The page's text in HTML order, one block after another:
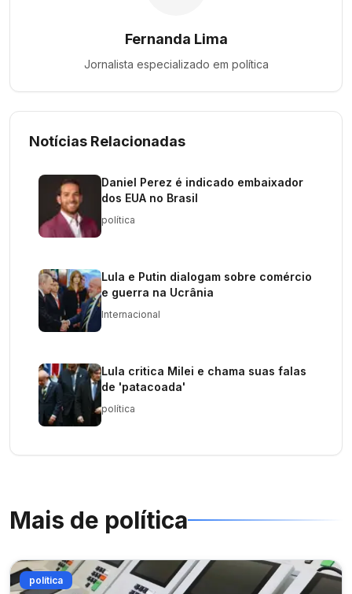
Fernanda Lima
Jornalista especializado em política
Notícias Relacionadas
Daniel Perez é indicado embaixador
dos EUA no Brasil
política
Lula e Putin dialogam sobre comércio
e guerra na Ucrânia
Internacional
Lula critica Milei e chama suas falas
de 'patacoada'
política
Mais de política
política